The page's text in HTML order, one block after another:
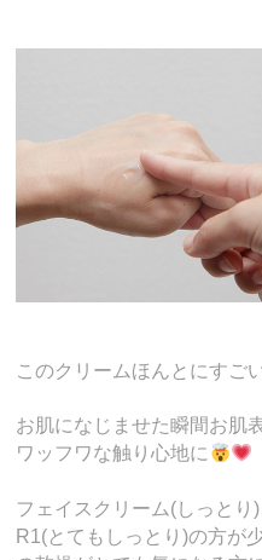
このクリームほんとにすご
お肌になじませた瞬間お肌
ワッフワな触り心地に
フェイスクリーム(しっとり
R1(とてもしっとり)の方が